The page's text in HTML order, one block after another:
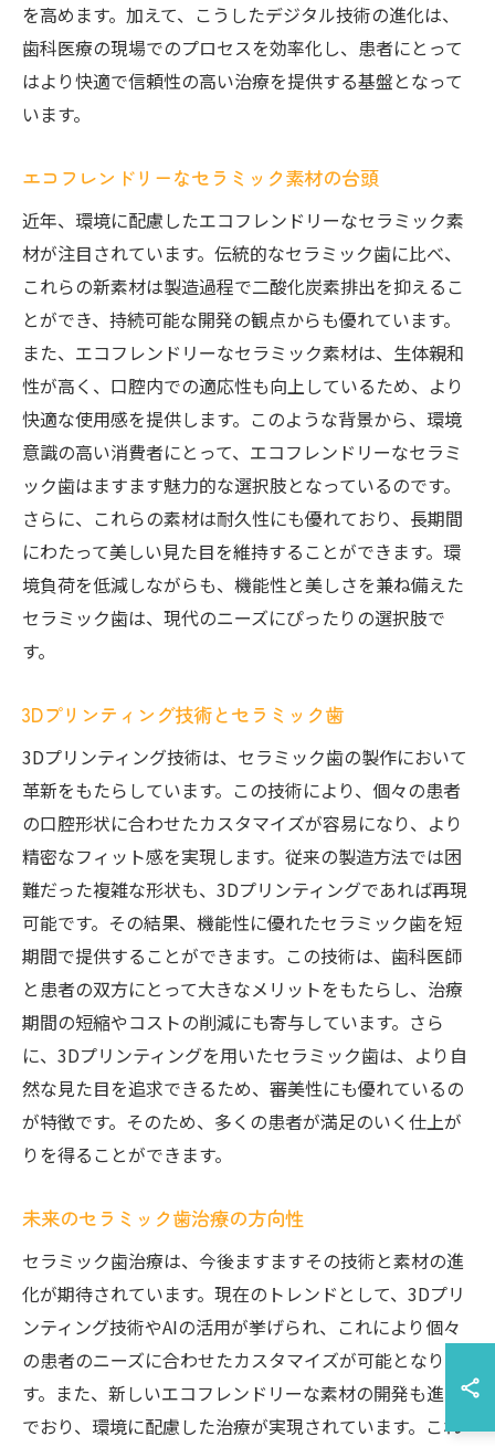
を高めます。加えて、こうしたデジタル技術の進化は、
歯科医療の現場でのプロセスを効率化し、患者にとって
はより快適で信頼性の高い治療を提供する基盤となって
います。
エコフレンドリーなセラミック素材の台頭
近年、環境に配慮したエコフレンドリーなセラミック素
材が注目されています。伝統的なセラミック歯に比べ、
これらの新素材は製造過程で二酸化炭素排出を抑えるこ
とができ、持続可能な開発の観点からも優れています。
また、エコフレンドリーなセラミック素材は、生体親和
性が高く、口腔内での適応性も向上しているため、より
快適な使用感を提供します。このような背景から、環境
意識の高い消費者にとって、エコフレンドリーなセラミ
ック歯はますます魅力的な選択肢となっているのです。
さらに、これらの素材は耐久性にも優れており、長期間
にわたって美しい見た目を維持することができます。環
境負荷を低減しながらも、機能性と美しさを兼ね備えた
セラミック歯は、現代のニーズにぴったりの選択肢で
す。
3Dプリンティング技術とセラミック歯
3Dプリンティング技術は、セラミック歯の製作において
革新をもたらしています。この技術により、個々の患者
の口腔形状に合わせたカスタマイズが容易になり、より
精密なフィット感を実現します。従来の製造方法では困
難だった複雑な形状も、3Dプリンティングであれば再現
可能です。その結果、機能性に優れたセラミック歯を短
期間で提供することができます。この技術は、歯科医師
と患者の双方にとって大きなメリットをもたらし、治療
期間の短縮やコストの削減にも寄与しています。さら
に、3Dプリンティングを用いたセラミック歯は、より自
然な見た目を追求できるため、審美性にも優れているの
が特徴です。そのため、多くの患者が満足のいく仕上が
りを得ることができます。
未来のセラミック歯治療の方向性
セラミック歯治療は、今後ますますその技術と素材の進
化が期待されています。現在のトレンドとして、3Dプリ
ンティング技術やAIの活用が挙げられ、これにより個々
の患者のニーズに合わせたカスタマイズが可能となりま
す。また、新しいエコフレンドリーな素材の開発も進ん
でおり、環境に配慮した治療が実現されています。これ